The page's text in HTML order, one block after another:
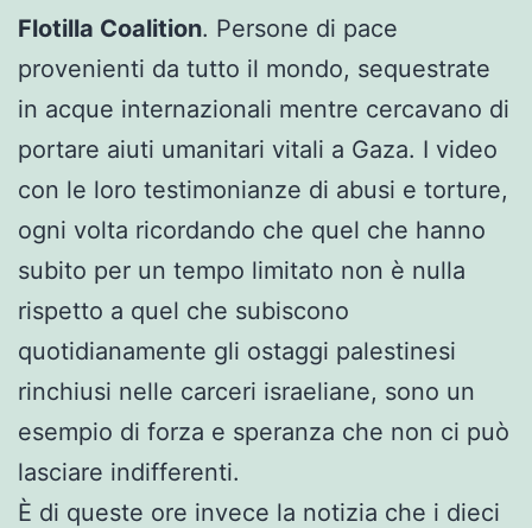
Flotilla Coalition. Persone di pace
provenienti da tutto il mondo, sequestrate
in acque internazionali mentre cercavano di
portare aiuti umanitari vitali a Gaza. I video
con le loro testimonianze di abusi e torture,
ogni volta ricordando che quel che hanno
subito per un tempo limitato non è nulla
rispetto a quel che subiscono
quotidianamente gli ostaggi palestinesi
rinchiusi nelle carceri israeliane, sono un
esempio di forza e speranza che non ci può
lasciare indifferenti.
È di queste ore invece la notizia che i dieci